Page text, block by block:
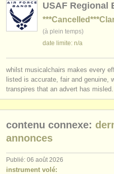
USAF Regional
(à plein temps)
date limite: n/a
whilst musicalchairs makes every
listed is accurate, fair and genuine,
transpires that an advert has misled.
contenu connexe:
annonces
Publié: 06 août 2026
instrument volé: